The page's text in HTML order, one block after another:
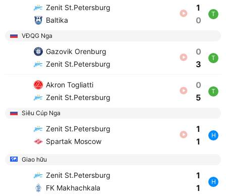
Zenit St.Petersburg
Baltika
1
0
T
VĐQG Nga
Gazovik Orenburg
Zenit St.Petersburg
0
3
T
Akron Togliatti
Zenit St.Petersburg
0
5
T
Siêu Cúp Nga
Zenit St.Petersburg
Spartak Moscow
1
1
H
Giao hữu
Zenit St.Petersburg
FK Makhachkala
1
1
H